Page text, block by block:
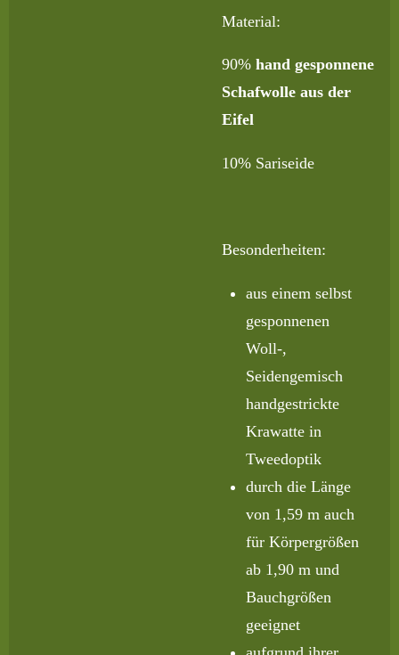
Material:
90% hand gesponnene
Schafwolle aus der
Eifel
10% Sariseide
Besonderheiten:
aus einem selbst
gesponnenen
Woll-,
Seidengemisch
handgestrickte
Krawatte in
Tweedoptik
durch die Länge
von 1,59 m auch
für Körpergrößen
ab 1,90 m und
Bauchgrößen
geeignet